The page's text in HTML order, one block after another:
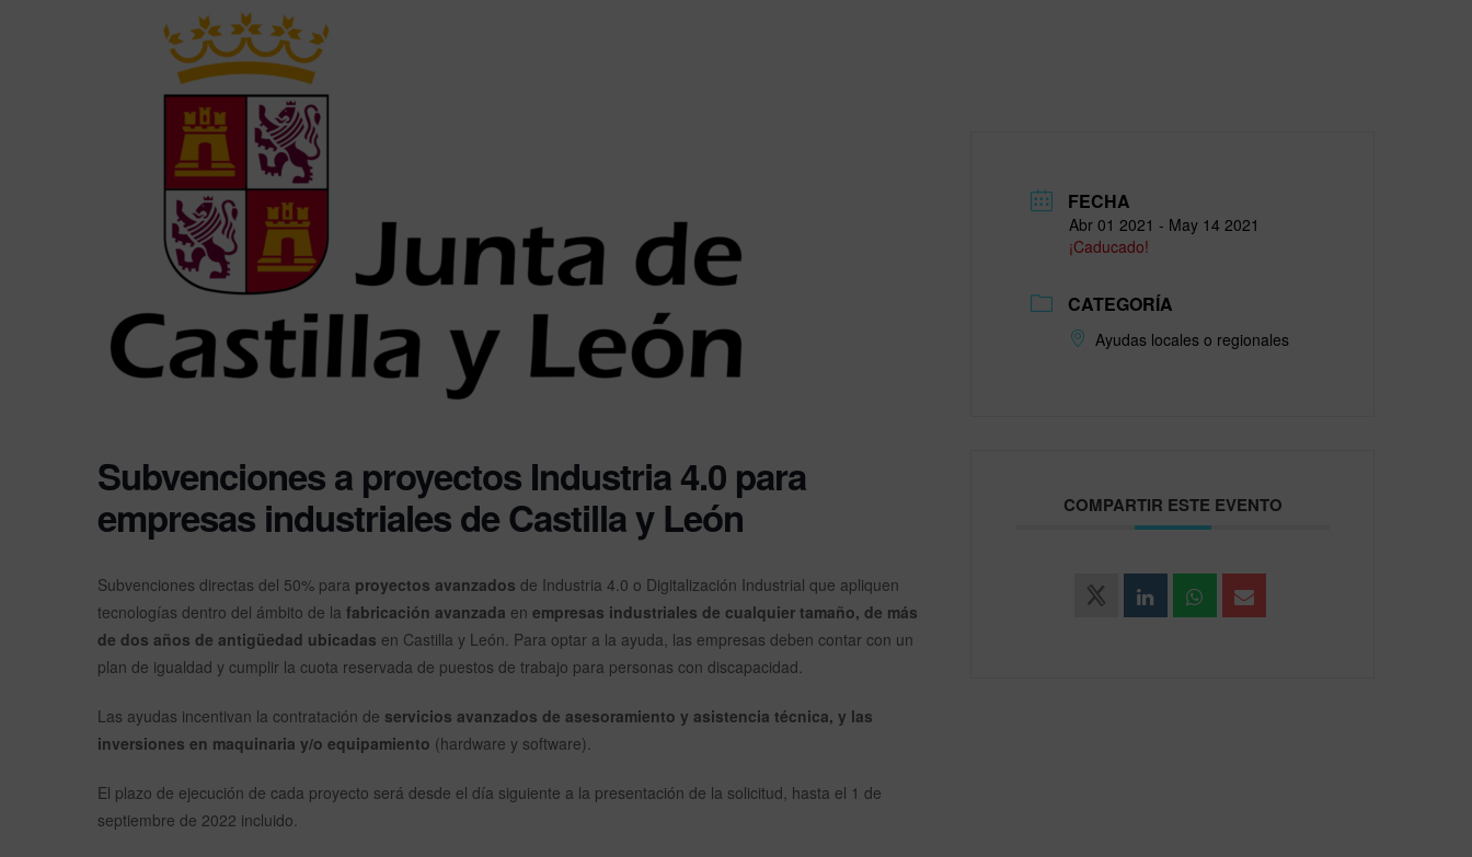
Subvenciones a proyectos Industria 4.0 para
empresas industriales de Castilla y León
Subvenciones directas del 50% para proyectos avanzados de Industria 4.0 o Digitalización Industrial que apliquen
tecnologías dentro del ámbito de la fabricación avanzada en empresas industriales de cualquier tamaño, de más
de dos años de antigüedad ubicadas en Castilla y León. Para optar a la ayuda, las empresas deben contar con un
plan de igualdad y cumplir la cuota reservada de puestos de trabajo para personas con discapacidad.
Las ayudas incentivan la contratación de servicios avanzados de asesoramiento y asistencia técnica, y las
inversiones en maquinaria y/o equipamiento (hardware y software).
El plazo de ejecución de cada proyecto será desde el día siguiente a la presentación de la solicitud, hasta el 1 de
septiembre de 2022 incluido.
FECHA
Abr 01 2021 - May 14 2021
¡Caducado!
CATEGORÍA
Ayudas locales o regionales
COMPARTIR ESTE EVENTO